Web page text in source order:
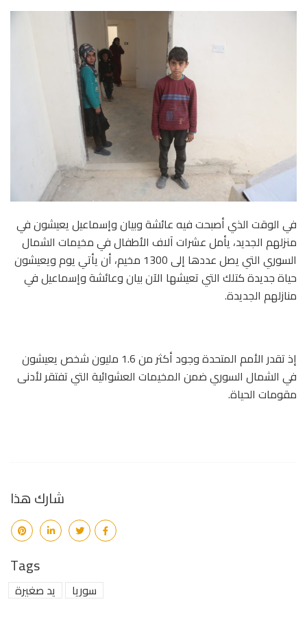
في الوقت الذي أصبحت فيه عائشة وبيان وإسماعيل يعيشون في
منزلهم الجديد، يأمل عشرات آلاف الأطفال في مخيمات الشمال
السوري التي يصل عددها إلى 1300 مخيم، أن يأتي يوم ويعيشون
حياة جديدة كتلك التي تعيشها الآن بيان وعائشة وإسماعيل في
منازلهم الجديدة.
إذ تقدر الأمم المتحدة وجود أكثر من 1.6 مليون شخص يعيشون
في الشمال السوري ضمن المخيمات العشوائية التي تفتقر لأدنى
مقومات الحياة.
شارك هذا
Tags
سوريا يد صغيرة